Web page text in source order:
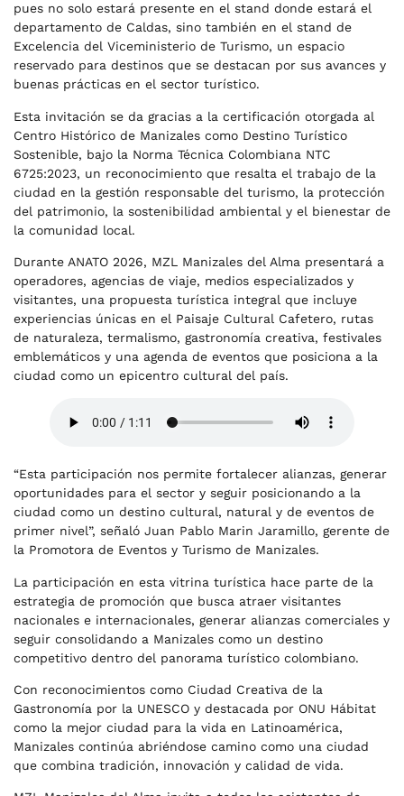
pues no solo estará presente en el stand donde estará el
departamento de Caldas, sino también en el stand de
Excelencia del Viceministerio de Turismo, un espacio
reservado para destinos que se destacan por sus avances y
buenas prácticas en el sector turístico.
Esta invitación se da gracias a la certificación otorgada al
Centro Histórico de Manizales como Destino Turístico
Sostenible, bajo la Norma Técnica Colombiana NTC
6725:2023, un reconocimiento que resalta el trabajo de la
ciudad en la gestión responsable del turismo, la protección
del patrimonio, la sostenibilidad ambiental y el bienestar de
la comunidad local.
Durante ANATO 2026, MZL Manizales del Alma presentará a
operadores, agencias de viaje, medios especializados y
visitantes, una propuesta turística integral que incluye
experiencias únicas en el Paisaje Cultural Cafetero, rutas
de naturaleza, termalismo, gastronomía creativa, festivales
emblemáticos y una agenda de eventos que posiciona a la
ciudad como un epicentro cultural del país.
“Esta participación nos permite fortalecer alianzas, generar
oportunidades para el sector y seguir posicionando a la
ciudad como un destino cultural, natural y de eventos de
primer nivel”, señaló Juan Pablo Marin Jaramillo, gerente de
la Promotora de Eventos y Turismo de Manizales.
La participación en esta vitrina turística hace parte de la
estrategia de promoción que busca atraer visitantes
nacionales e internacionales, generar alianzas comerciales y
seguir consolidando a Manizales como un destino
competitivo dentro del panorama turístico colombiano.
Con reconocimientos como Ciudad Creativa de la
Gastronomía por la UNESCO y destacada por ONU Hábitat
como la mejor ciudad para la vida en Latinoamérica,
Manizales continúa abriéndose camino como una ciudad
que combina tradición, innovación y calidad de vida.